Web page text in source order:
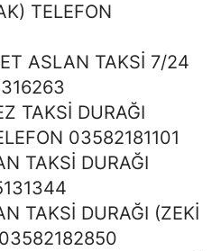
TELEFON
ASLAN TAKSİ 7/24
TAKSİ DURAĞI
03582181101
TAKSİ DURAĞI
TAKSİ DURAĞI (ZEKİ